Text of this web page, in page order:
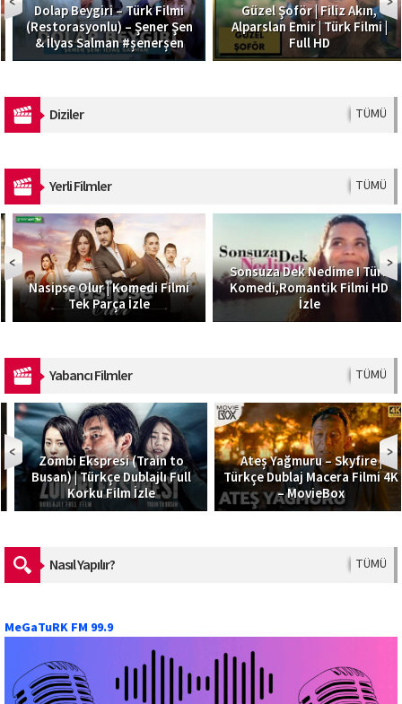
Dolap Beygiri – Türk Filmi
(Restorasyonlu) – Şener Şen
& İlyas Salman #şenerşen
Güzel Şoför | Filiz Akın,
Alparslan Emir | Türk Filmi |
Full HD
Diziler TÜMÜ
Yerli Filmler TÜMÜ
Nasipse Olur | Komedi Filmi
Tek Parça İzle
Sonsuza Dek Nedime I Türk
Komedi,Romantik Filmi HD
İzle
Yabancı Filmler TÜMÜ
Zombi Ekspresi (Train to
Busan) | Türkçe Dublajlı Full
Korku Film İzle
Ateş Yağmuru – Skyfire |
Türkçe Dublaj Macera Filmi 4K
– MovieBox
Nasıl Yapılır? TÜMÜ
MeGaTuRK FM 99.9